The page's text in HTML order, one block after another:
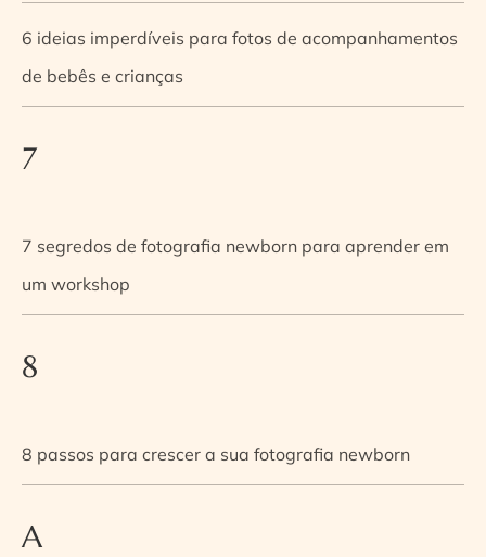
6 ideias imperdíveis para fotos de acompanhamentos
de bebês e crianças
7
7 segredos de fotografia newborn para aprender em
um workshop
8
8 passos para crescer a sua fotografia newborn
A